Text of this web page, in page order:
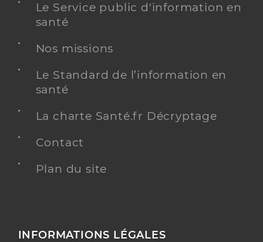
Le Service public d'information en
santé
Nos missions
Le Standard de l’information en
santé
La charte Santé.fr Décryptage
Contact
Plan du site
INFORMATIONS LÉGALES